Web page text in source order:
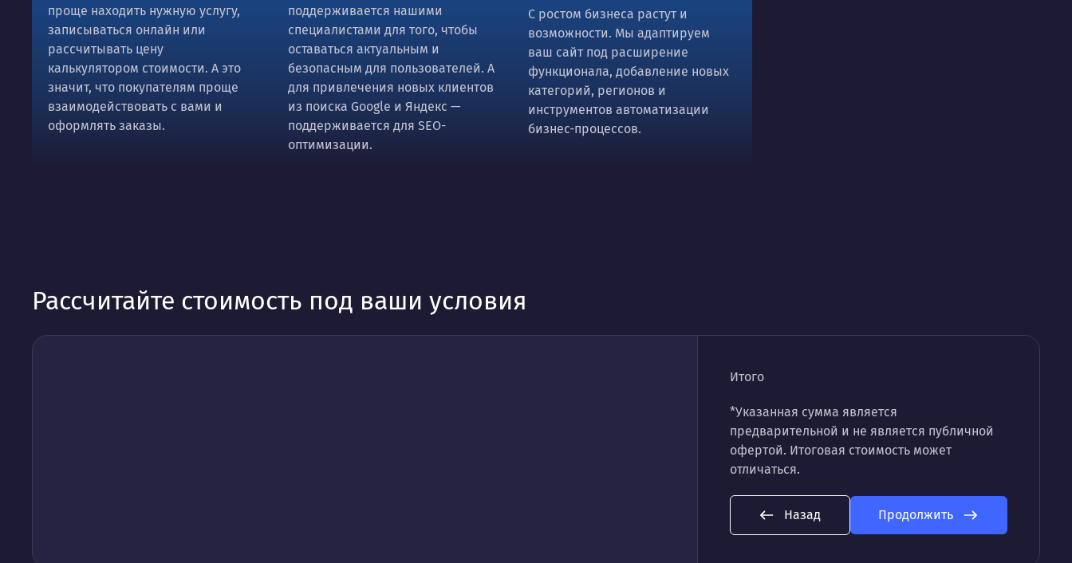
проще находить нужную услугу,
записываться онлайн или
рассчитывать цену
калькулятором стоимости. А это
значит, что покупателям проще
взаимодействовать с вами и
оформлять заказы.
поддерживается нашими
специалистами для того, чтобы
оставаться актуальным и
безопасным для пользователей. А
для привлечения новых клиентов
из поиска Google и Яндекс —
поддерживается для SEO-
оптимизации.
С ростом бизнеса растут и
возможности. Мы адаптируем
ваш сайт под расширение
функционала, добавление новых
категорий, регионов и
инструментов автоматизации
бизнес-процессов.
Рассчитайте стоимость под ваши условия
Итого
*Указанная сумма является
предварительной и не является публичной
офертой. Итоговая стоимость может
отличаться.
Назад Продолжить